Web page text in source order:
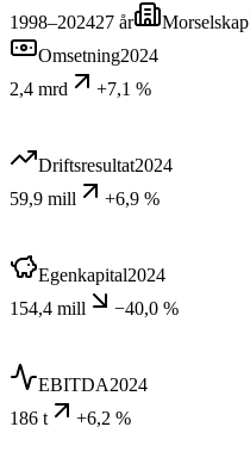
1998–202427 år Morselskap
Omsetning2024
2,4 mrd
+7,1 %
Driftsresultat2024
59,9 mill
+6,9 %
Egenkapital2024
154,4 mill
−40,0 %
EBITDA2024
186 t
+6,2 %